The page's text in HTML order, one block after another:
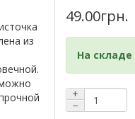
из
49.00грн.
На складе
+
−